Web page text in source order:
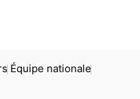
Équipe nationale